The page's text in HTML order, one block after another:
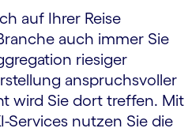
auf Ihrer Reise
auch immer Sie
riesiger
anspruchsvoller
wird Sie dort treffen. Mit
Services nutzen Sie die